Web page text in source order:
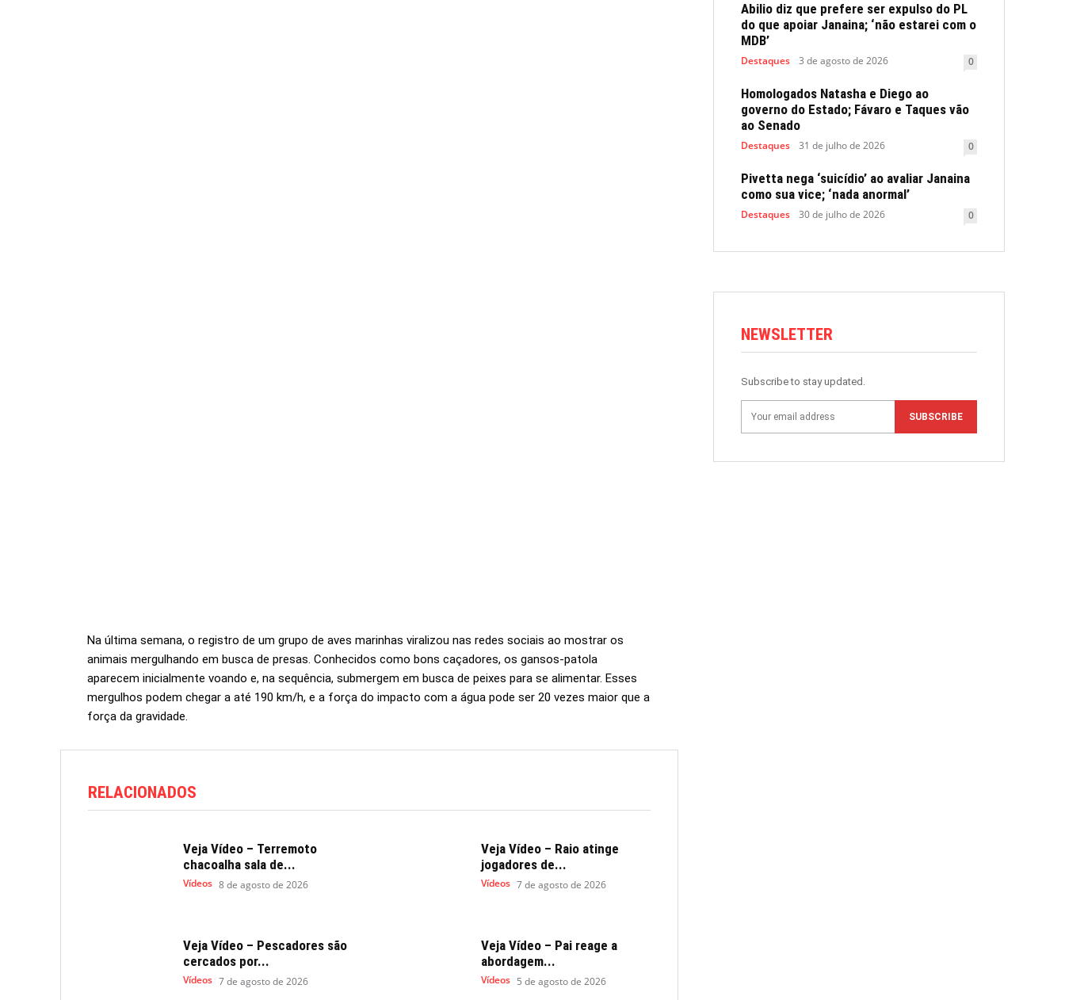
Na última semana, o registro de um grupo de aves marinhas viralizou nas redes sociais ao mostrar os
animais mergulhando em busca de presas. Conhecidos como bons caçadores, os gansos-patola
aparecem inicialmente voando e, na sequência, submergem em busca de peixes para se alimentar. Esses
mergulhos podem chegar a até 190 km/h, e a força do impacto com a água pode ser 20 vezes maior que a
força da gravidade.
RELACIONADOS
Veja Vídeo – Terremoto
chacoalha sala de...
Vídeos 8 de agosto de 2026
Veja Vídeo – Raio atinge
jogadores de...
Vídeos 7 de agosto de 2026
Veja Vídeo – Pescadores são
cercados por...
Vídeos 7 de agosto de 2026
Veja Vídeo – Pai reage a
abordagem...
Vídeos 5 de agosto de 2026
Abilio diz que prefere ser expulso do PL
do que apoiar Janaina; ‘não estarei com o
MDB’
Destaques 3 de agosto de 2026 0
Homologados Natasha e Diego ao
governo do Estado; Fávaro e Taques vão
ao Senado
Destaques 31 de julho de 2026 0
Pivetta nega ‘suicídio’ ao avaliar Janaina
como sua vice; ‘nada anormal’
Destaques 30 de julho de 2026 0
NEWSLETTER
Subscribe to stay updated.
SUBSCRIBE